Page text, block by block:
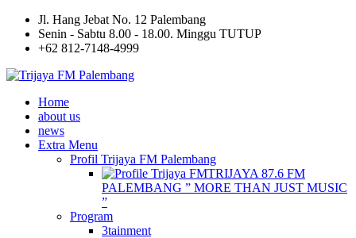
Jl. Hang Jebat No. 12 Palembang
Senin - Sabtu 8.00 - 18.00. Minggu TUTUP
+62 812-7148-4999
Home
about us
news
Extra Menu
Profil Trijaya FM Palembang
TRIJAYA 87.6 FM
PALEMBANG ” MORE THAN JUST MUSIC
”
Program
3tainment